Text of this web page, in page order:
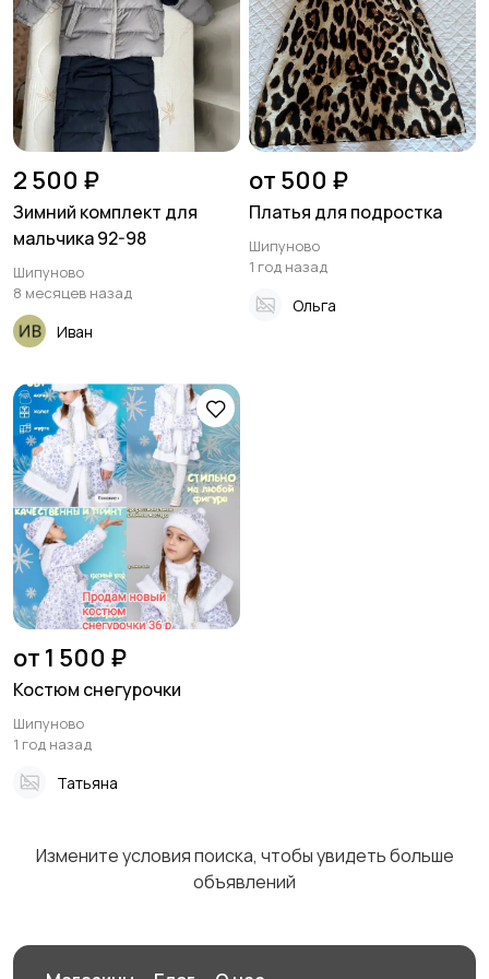
2 500 ₽
Зимний комплект для
мальчика 92-98
Шипуново
8 месяцев назад
Иван
от 500 ₽
Платья для подростка
Шипуново
1 год назад
Ольга
от 1 500 ₽
Костюм снегурочки
Шипуново
1 год назад
Татьяна
Измените условия поиска, чтобы увидеть больше
объявлений